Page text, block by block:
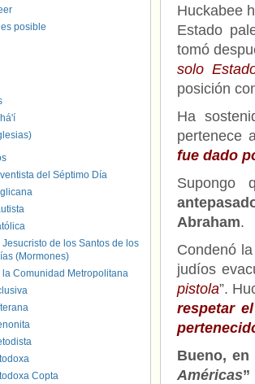
Huckabee
Estado
tomó
solo
posición
Ha
pertenece
fue dado
Supongo
Abraham.
Condenó
judíos
pistola”.
respetar
Bueno,
Américas
posible
del Séptimo Día
Jesucristo de los Santos de los
(Mormones)
la Comunidad Metropolitana
Copta